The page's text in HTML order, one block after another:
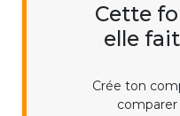
Cette
elle
Crée ton